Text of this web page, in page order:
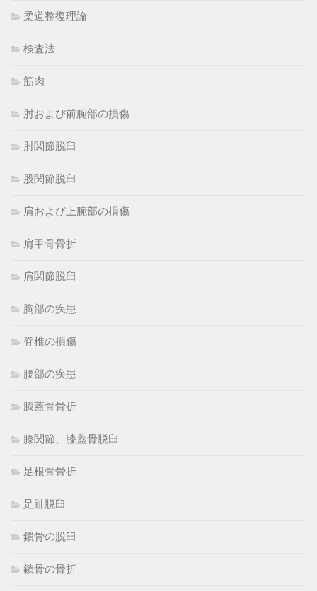
柔道整復理論
検査法
筋肉
肘および前腕部の損傷
肘関節脱臼
股関節脱臼
肩および上腕部の損傷
肩甲骨骨折
肩関節脱臼
胸部の疾患
脊椎の損傷
腰部の疾患
膝蓋骨骨折
膝関節、膝蓋骨脱臼
足根骨骨折
足趾脱臼
鎖骨の脱臼
鎖骨の骨折